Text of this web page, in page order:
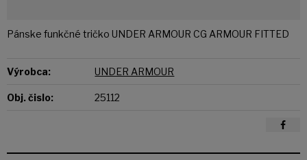
Pánske funkčné tričko UNDER ARMOUR CG ARMOUR FITTED
Výrobca: UNDER ARMOUR
Obj. čislo: 25112